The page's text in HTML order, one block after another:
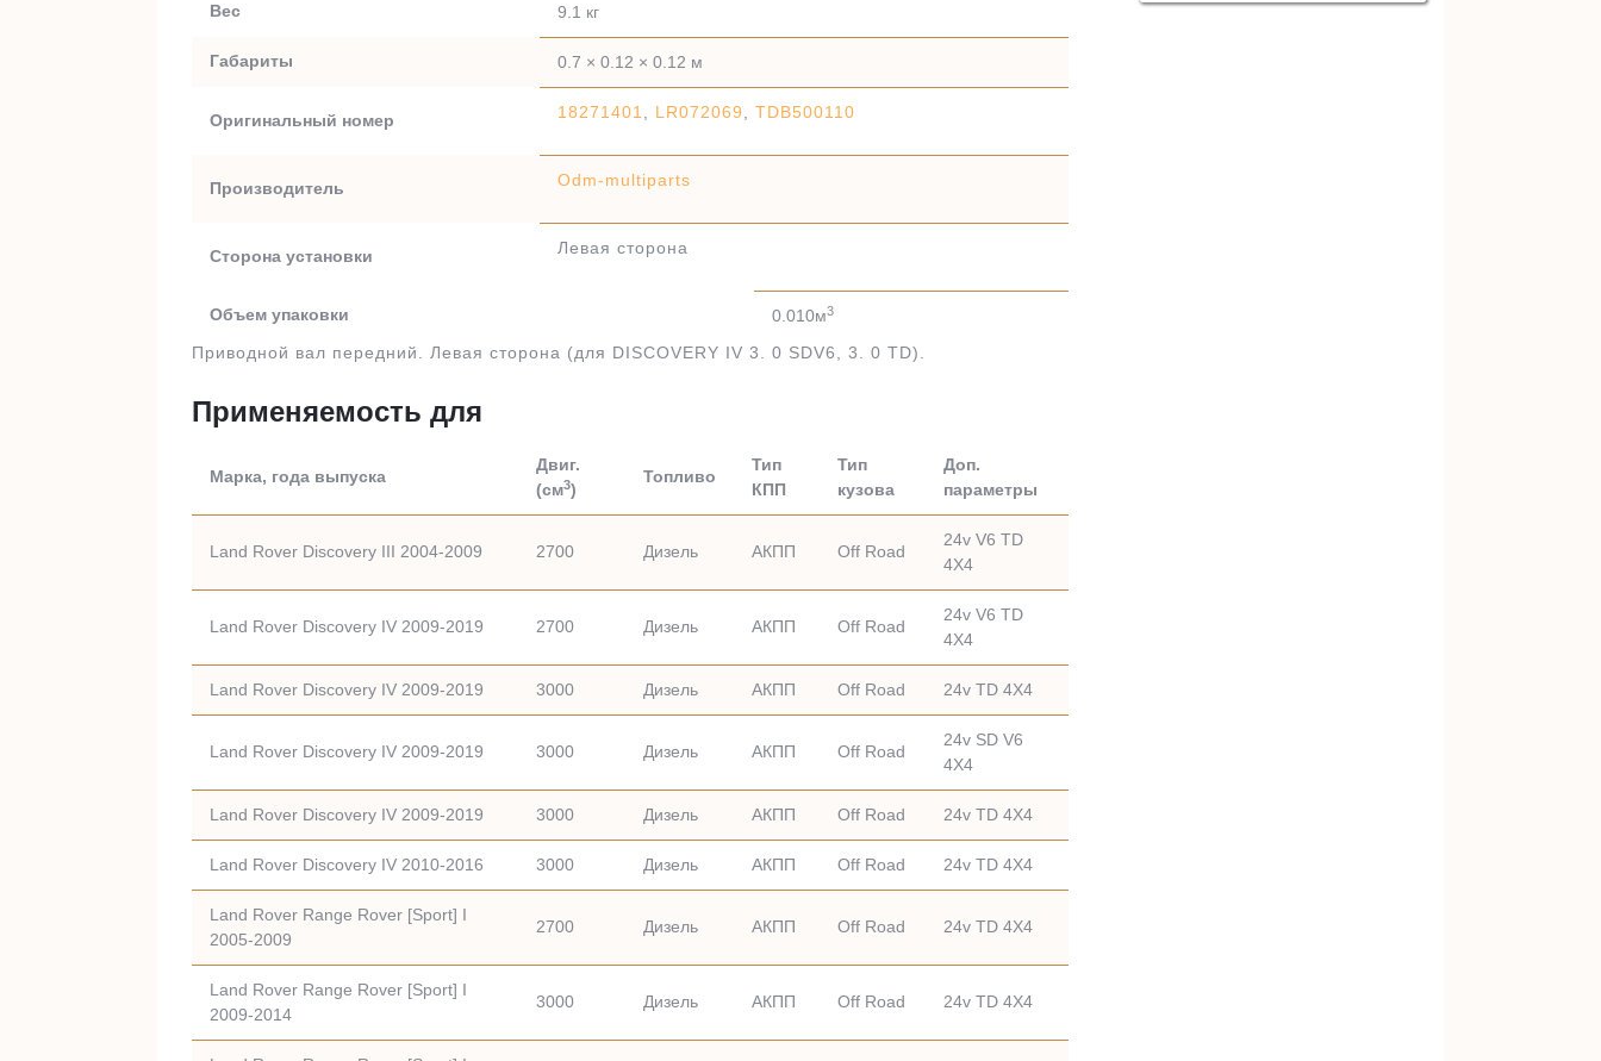
Вес 9.1 кг
Габариты 0.7 × 0.12 × 0.12 м
Оригинальный номер 18271401, LR072069, TDB500110
Производитель Odm-multiparts
Сторона установки Левая сторона
Объем упаковки 0.010м3
Приводной вал передний. Левая сторона (для DISCOVERY IV 3. 0 SDV6, 3. 0 TD).
Применяемость для
Марка, года выпуска
Двиг.
(см3)
Топливо
Тип
КПП
Тип
кузова
Доп.
параметры
Land Rover Discovery III 2004-2009 2700 Дизель АКПП Off Road
24v V6 TD
4X4
Land Rover Discovery IV 2009-2019 2700 Дизель АКПП Off Road
24v V6 TD
4X4
Land Rover Discovery IV 2009-2019 3000 Дизель АКПП Off Road 24v TD 4X4
Land Rover Discovery IV 2009-2019 3000 Дизель АКПП Off Road
24v SD V6
4X4
Land Rover Discovery IV 2009-2019 3000 Дизель АКПП Off Road 24v TD 4X4
Land Rover Discovery IV 2010-2016 3000 Дизель АКПП Off Road 24v TD 4X4
Land Rover Range Rover [Sport] I
2005-2009
2700 Дизель АКПП Off Road 24v TD 4X4
Land Rover Range Rover [Sport] I
2009-2014
3000 Дизель АКПП Off Road 24v TD 4X4